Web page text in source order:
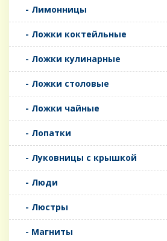
- Лимонницы
- Ложки коктейльные
- Ложки кулинарные
- Ложки столовые
- Ложки чайные
- Лопатки
- Луковницы с крышкой
- Люди
- Люстры
- Магниты